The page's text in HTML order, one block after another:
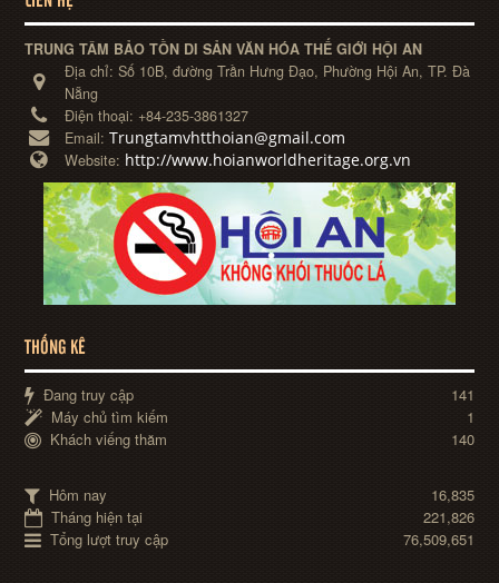
TRUNG TÂM BẢO TỒN DI SẢN VĂN HÓA THẾ GIỚI HỘI AN
Địa chỉ:Số 10B, đường Trần Hưng Đạo, Phường Hội An, TP. Đà
Nẵng
Điện thoại: +84-235-3861327
Email:Trungtamvhtthoian@gmail.com
Website: http://www.hoianworldheritage.org.vn
THỐNG KÊ
Đang truy cập
141
Máy chủ tìm kiếm
1
Khách viếng thăm
140
Hôm nay
16,835
Tháng hiện tại
221,826
Tổng lượt truy cập
76,509,651